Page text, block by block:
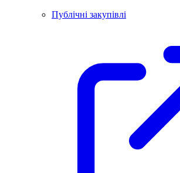
Публічні закупівлі